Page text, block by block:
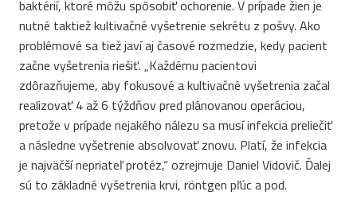
baktérií, ktoré môžu spôsobiť ochorenie. V prípade žien je
nutné taktiež kultivačné vyšetrenie sekrétu z pošvy. Ako
problémové sa tiež javí aj časové rozmedzie, kedy pacient
začne vyšetrenia riešiť. „Každému pacientovi
zdôrazňujeme, aby fokusové a kultivačné vyšetrenia začal
realizovať 4 až 6 týždňov pred plánovanou operáciou,
pretože v prípade nejakého nálezu sa musí infekcia preliečiť
a následne vyšetrenie absolvovať znovu. Platí, že infekcia
je najväčší nepriateľ protéz,“ ozrejmuje Daniel Vidovič. Ďalej
sú to základné vyšetrenia krvi, röntgen pľúc a pod.